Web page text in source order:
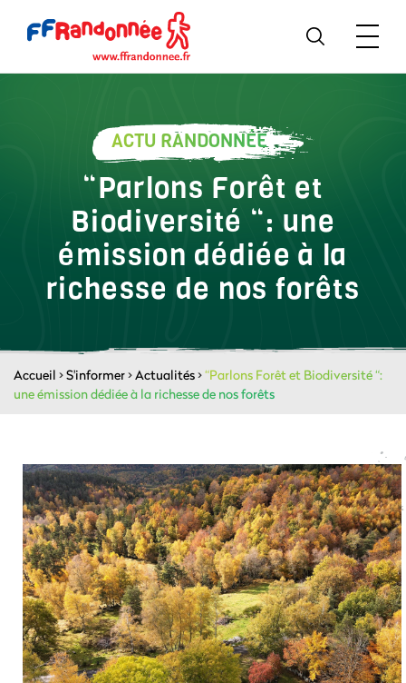
ACTU RANDONNÉE
“Parlons Forêt et
Biodiversité “: une
émission dédiée à la
richesse de nos forêts
Accueil >S'informer>Actualités>“Parlons Forêt et Biodiversité “:
une émission dédiée à la richesse de nos forêts